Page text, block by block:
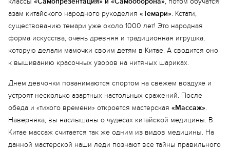
азам китайского народного рукоделия «Темари». Кстати,
существованию темари уже около 1000 лет! Это народная
форма искусства, очень древняя и традиционная игрушка,
которую делали мамочки своим детям в Китае. А сводится оно
к вышиванию красочных узоров на нитяных шариках.
Днем девчонки позанимаются спортом на свежем воздухе и
устроят несколько азартных настольных сражений. После
обеда и «тихого времени» откроется мастерская «Массаж».
Наверняка, вы наслышаны о чудесах китайской медицины. В
Китае массаж считается так же одним из видов медицины. На
данной мастерской наши леди познают все тайны правильного